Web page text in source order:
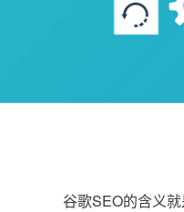
谷歌SEO的含义